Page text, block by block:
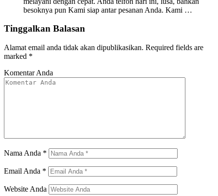
besoknya pun Kami siap antar pesanan Anda. Kami …
Tinggalkan Balasan
Alamat email anda tidak akan dipublikasikan. Required fields are
marked *
Komentar Anda
Nama Anda *
Email Anda *
Website Anda